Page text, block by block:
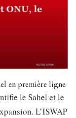
en première ligne
le Sahel et le
L’ISWAP